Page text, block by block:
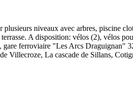
niveaux avec arbres, piscine
A disposition: vélos (2), vélos
gare ferroviaire "Les Arcs Draguignan"
Villecroze, La cascade de Sillans,